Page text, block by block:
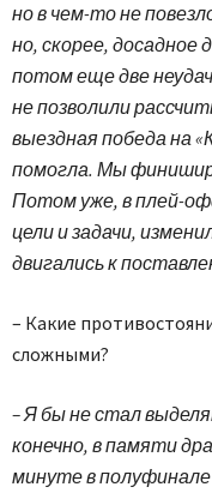
но в чем-то не
но, скорее,
потом еще две
не позволили
выездная победа на
помогла. Мы
Потом уже, в плей-
цели и задачи,
двигались к
– Какие
сложными?
– Я бы не стал
конечно, в памяти
минуте в полуфинале